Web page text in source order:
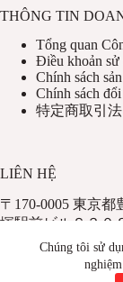
Chúng tôi sử
THÔNG TIN
Tổng quan
Điều khoản sử
Chính sách
Chính sách
特定商取引
LIÊN HỆ
〒170-0005 東京
塚駅前ビルＳ３０
HOTLINE：050-
TEL：03-5319-8061